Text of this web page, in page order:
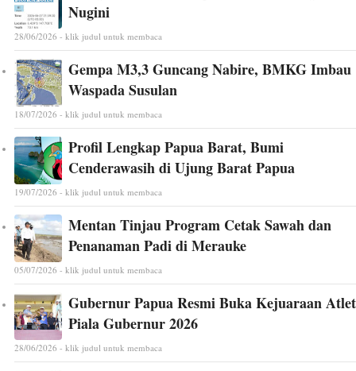
Nugini
28/06/2026 - klik judul untuk membaca
Gempa M3,3 Guncang Nabire, BMKG Imbau
Waspada Susulan
18/07/2026 - klik judul untuk membaca
Profil Lengkap Papua Barat, Bumi
Cenderawasih di Ujung Barat Papua
19/07/2026 - klik judul untuk membaca
Mentan Tinjau Program Cetak Sawah dan
Penanaman Padi di Merauke
05/07/2026 - klik judul untuk membaca
Gubernur Papua Resmi Buka Kejuaraan
Piala Gubernur 2026
28/06/2026 - klik judul untuk membaca